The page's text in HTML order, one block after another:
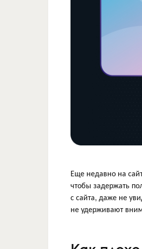
Еще недавно на
чтобы задержать
с сайта, даже не
не удерживают